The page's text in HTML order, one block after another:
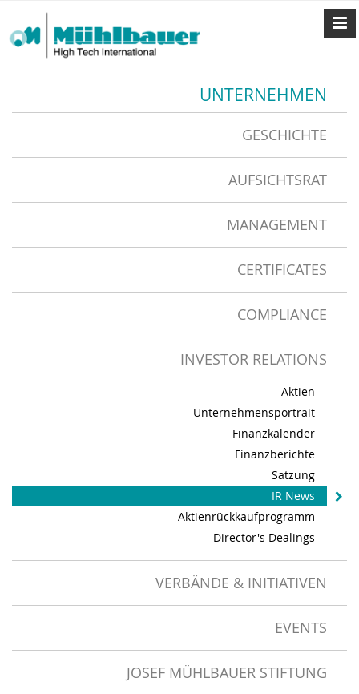
UNTERNEHMEN
GESCHICHTE
AUFSICHTSRAT
MANAGEMENT
CERTIFICATES
COMPLIANCE
INVESTOR RELATIONS
Aktien
Unternehmensportrait
Finanzkalender
Finanzberichte
Satzung
IR News
Aktienrückkaufprogramm
Director's Dealings
VERBÄNDE & INITIATIVEN
EVENTS
JOSEF MÜHLBAUER STIFTUNG